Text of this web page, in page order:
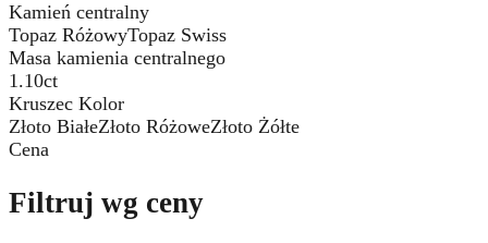
Kamień centralny
Topaz RóżowyTopaz Swiss
Masa kamienia centralnego
1.10ct
Kruszec Kolor
Złoto BiałeZłoto RóżoweZłoto Żółte
Cena
Filtruj wg ceny